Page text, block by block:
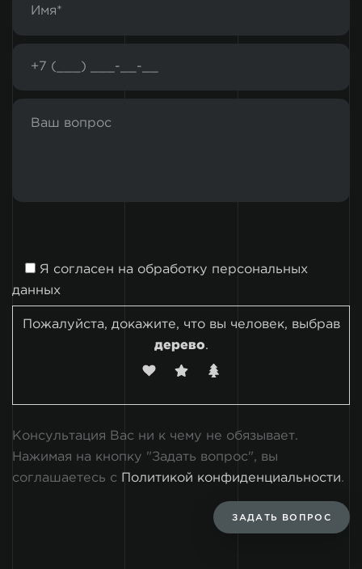
Я согласен на обработку персональных
данных
Пожалуйста, докажите, что вы человек, выбрав
дерево.
Консультация Вас ни к чему не обязывает.
Нажимая на кнопку "Задать вопрос", вы
соглашаетесь с
Политикой конфиденциальности.
ЗАДАТЬ ВОПРОС